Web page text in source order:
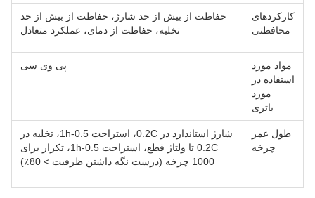
کارکردهای
محافظتی
حفاظت از بیش از حد شارژ، حفاظت از بیش از حد
تخلیه، حفاظت از دمای، عملکرد متعادل
مواد مورد
استفاده در
مورد
باتری
پی وی سی
طول عمر
چرخه
شارژ استاندارد در 0.2C، استراحت 0.5-1h، تخلیه در
0.2C تا ولتاژ قطع، استراحت 0.5-1h، تکرار برای
1000 چرخه (درست نگه داشتن ظرفیت > 80٪)